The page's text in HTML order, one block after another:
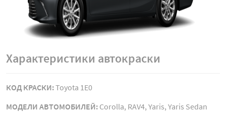
Характеристики автокраски
КОД КРАСКИ:Toyota 1E0
МОДЕЛИ АВТОМОБИЛЕЙ: Corolla, RAV4, Yaris, Yaris Sedan